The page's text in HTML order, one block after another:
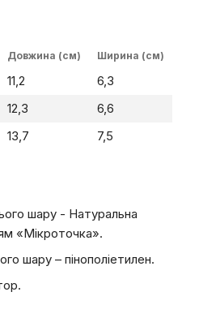
Довжина (см) Ширина (см)
11,2 6,3
12,3 6,6
13,7 7,5
шару - Натуральна
«Мікроточка».
шару – пінополіетилен.